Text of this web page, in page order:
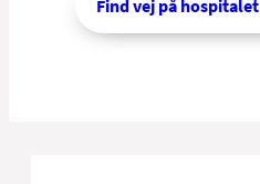
Find vej på hospitalet